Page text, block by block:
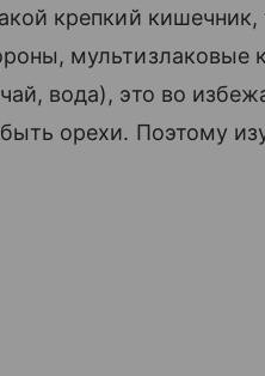
крепкий
мультизлаковые
вода), это во
орехи. Поэтому